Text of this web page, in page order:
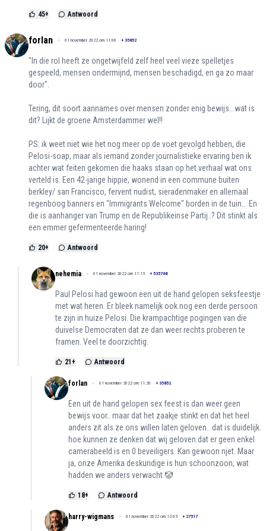
45+ Antwoord
forlan 01 november 2022 om 11:06 + 35852
"In die rol heeft ze ongetwijfeld zelf heel veel vieze spelletjes
gespeeld, mensen ondermijnd, mensen beschadigd, en ga zo maar
door".
Tering, dit soort aannames over mensen zonder enig bewijs.. wat is
dit? Lijkt de groene Amsterdammer wel!!
PS: ik weet niet wie het nog meer op de voet gevolgd hebben, die
Pelosi-soap, maar als iemand zonder journalistieke ervaring ben ik
achter wat feiten gekomen die haaks staan op het verhaal wat ons
verteld is. Een 42-jarige hippie, wonend in een commune buiten
berkley/ san Francisco, fervent nudist, sieradenmaker en allemaal
regenboog banners en "Immigrants Welcome" borden in de tuin... En
die is aanhanger van Trump en de Republikeinse Partij..? Dit stinkt als
een emmer gefermenteerde haring!
20+ Antwoord
nehemia 01 november 2022 om 11:15 + 535768
Paul Pelosi had gewoon een uit de hand gelopen seksfeestje
met wat heren. Er bleek namelijk ook nog een derde persoon
te zijn in huize Pelosi. Die krampachtige pogingen van die
duivelse Democraten dat ze dan weer rechts proberen te
framen. Veel te doorzichtig.
21 + Antwoord
forlan 01 november 2022 om 11:20 + 35852
Een uit de hand gelopen sex feest is dan weer geen
bewijs voor.. maar dat het zaakje stinkt en dat het heel
anders zit als ze ons willen laten geloven.. dat is duidelijk.
hoe kunnen ze denken dat wij geloven dat er geen enkel
camerabeeld is en 0 beveiligers. Kan gewoon njet. Maar
ja, onze Amerika deskundige is hun schoonzoon, wat
hadden we anders verwacht 🤡
18+ Antwoord
harry-wigmans 01 november 2022 om 12:05 + 27517